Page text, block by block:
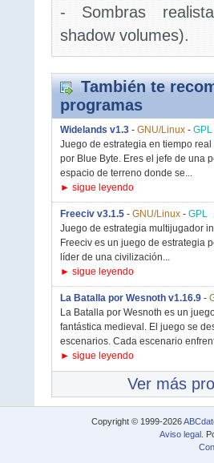
- Sombras
shadow volumes).
También te
programas
Widelands v1.3 - GNU/Linux - GPL
Juego de estrategia en tiempo
por Blue Byte. Eres el jefe de una
espacio de terreno donde se...
► sigue leyendo
Freeciv v3.1.5 - GNU/Linux - GPL
Juego de estrategia multijugador
Freeciv es un juego de estrategia
líder de una civilización...
► sigue leyendo
La Batalla por Wesnoth v1.16.9 -
La Batalla por Wesnoth es un
fantástica medieval. El juego se
escenarios. Cada escenario
► sigue leyendo
Ver más
Copyright © 1999-2026
Aviso legal .